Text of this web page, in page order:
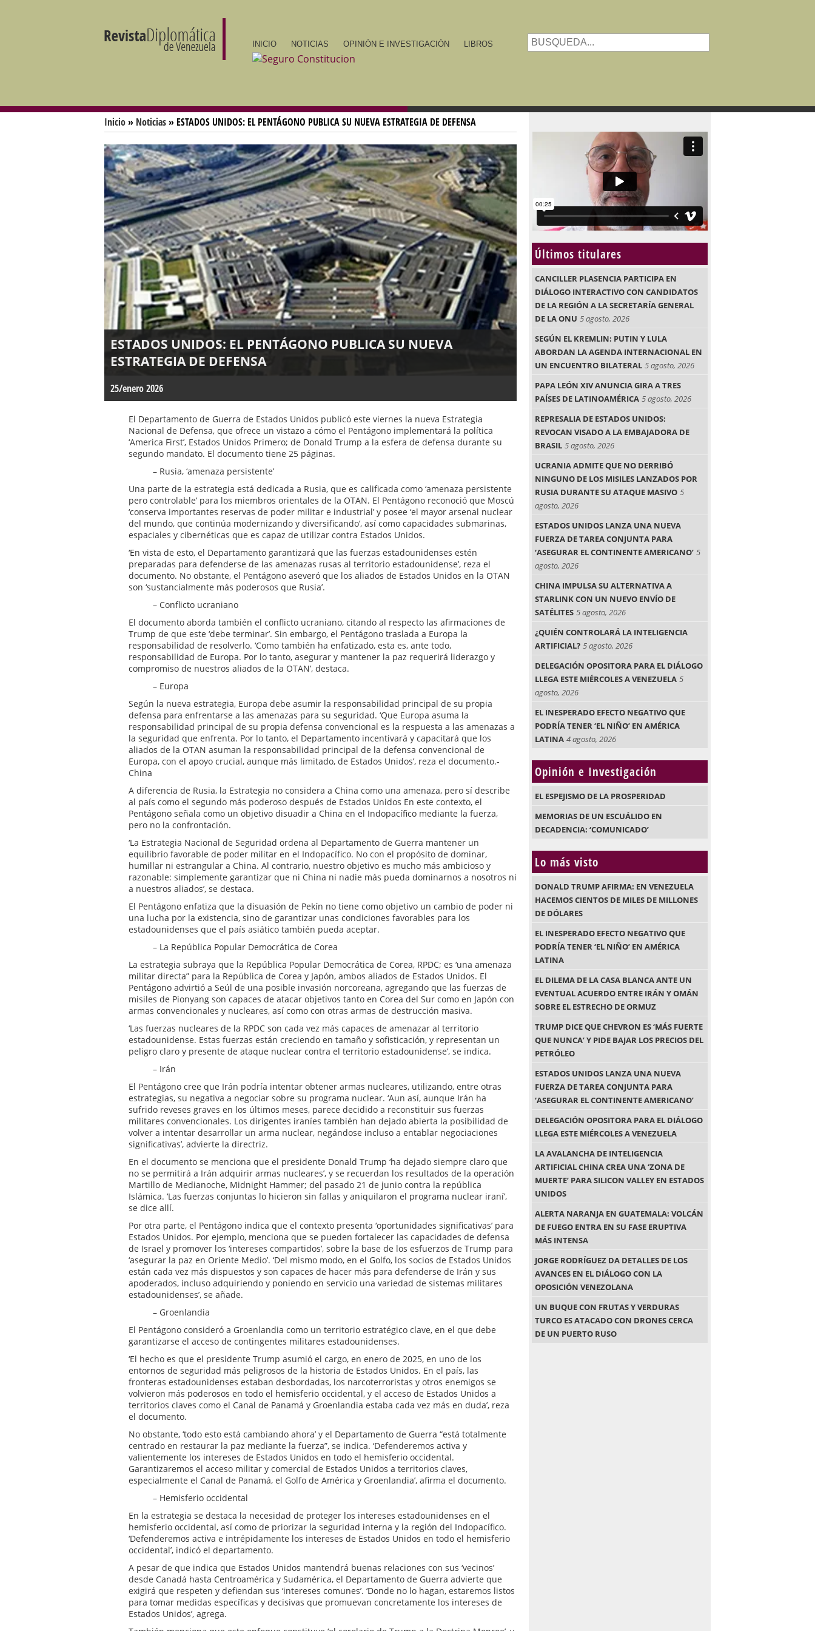
INICIO NOTICIAS OPINIÓN E INVESTIGACIÓN LIBROS
Inicio» Noticias» ESTADOS UNIDOS: EL PENTÁGONO PUBLICA SU NUEVA ESTRATEGIA DE DEFENSA
ESTADOS UNIDOS: EL PENTÁGONO PUBLICA SU NUEVA
ESTRATEGIA DE DEFENSA
25/enero 2026
El Departamento de Guerra de Estados Unidos publicó este viernes la nueva Estrategia
Nacional de Defensa, que ofrece un vistazo a cómo el Pentágono implementará la política
‘America First’, Estados Unidos Primero; de Donald Trump a la esfera de defensa durante su
segundo mandato. El documento tiene 25 páginas.
– Rusia, ‘amenaza persistente’
Una parte de la estrategia está dedicada a Rusia, que es calificada como ‘amenaza persistente
pero controlable’ para los miembros orientales de la OTAN. El Pentágono reconoció que Moscú
‘conserva importantes reservas de poder militar e industrial’ y posee ‘el mayor arsenal nuclear
del mundo, que continúa modernizando y diversificando’, así como capacidades submarinas,
espaciales y cibernéticas que es capaz de utilizar contra Estados Unidos.
‘En vista de esto, el Departamento garantizará que las fuerzas estadounidenses estén
preparadas para defenderse de las amenazas rusas al territorio estadounidense’, reza el
documento. No obstante, el Pentágono aseveró que los aliados de Estados Unidos en la OTAN
son ‘sustancialmente más poderosos que Rusia’.
– Conflicto ucraniano
El documento aborda también el conflicto ucraniano, citando al respecto las afirmaciones de
Trump de que este ‘debe terminar’. Sin embargo, el Pentágono traslada a Europa la
responsabilidad de resolverlo. ‘Como también ha enfatizado, esta es, ante todo,
responsabilidad de Europa. Por lo tanto, asegurar y mantener la paz requerirá liderazgo y
compromiso de nuestros aliados de la OTAN’, destaca.
– Europa
Según la nueva estrategia, Europa debe asumir la responsabilidad principal de su propia
defensa para enfrentarse a las amenazas para su seguridad. ‘Que Europa asuma la
responsabilidad principal de su propia defensa convencional es la respuesta a las amenazas a
la seguridad que enfrenta. Por lo tanto, el Departamento incentivará y capacitará que los
aliados de la OTAN asuman la responsabilidad principal de la defensa convencional de
Europa, con el apoyo crucial, aunque más limitado, de Estados Unidos’, reza el documento.-
China
A diferencia de Rusia, la Estrategia no considera a China como una amenaza, pero sí describe
al país como el segundo más poderoso después de Estados Unidos En este contexto, el
Pentágono señala como un objetivo disuadir a China en el Indopacífico mediante la fuerza,
pero no la confrontación.
‘La Estrategia Nacional de Seguridad ordena al Departamento de Guerra mantener un
equilibrio favorable de poder militar en el Indopacífico. No con el propósito de dominar,
humillar ni estrangular a China. Al contrario, nuestro objetivo es mucho más ambicioso y
razonable: simplemente garantizar que ni China ni nadie más pueda dominarnos a nosotros ni
a nuestros aliados’, se destaca.
El Pentágono enfatiza que la disuasión de Pekín no tiene como objetivo un cambio de poder ni
una lucha por la existencia, sino de garantizar unas condiciones favorables para los
estadounidenses que el país asiático también pueda aceptar.
– La República Popular Democrática de Corea
La estrategia subraya que la República Popular Democrática de Corea, RPDC; es ‘una amenaza
militar directa” para la República de Corea y Japón, ambos aliados de Estados Unidos. El
Pentágono advirtió a Seúl de una posible invasión norcoreana, agregando que las fuerzas de
misiles de Pionyang son capaces de atacar objetivos tanto en Corea del Sur como en Japón con
armas convencionales y nucleares, así como con otras armas de destrucción masiva.
‘Las fuerzas nucleares de la RPDC son cada vez más capaces de amenazar al territorio
estadounidense. Estas fuerzas están creciendo en tamaño y sofisticación, y representan un
peligro claro y presente de ataque nuclear contra el territorio estadounidense’, se indica.
– Irán
El Pentágono cree que Irán podría intentar obtener armas nucleares, utilizando, entre otras
estrategias, su negativa a negociar sobre su programa nuclear. ‘Aun así, aunque Irán ha
sufrido reveses graves en los últimos meses, parece decidido a reconstituir sus fuerzas
militares convencionales. Los dirigentes iraníes también han dejado abierta la posibilidad de
volver a intentar desarrollar un arma nuclear, negándose incluso a entablar negociaciones
significativas’, advierte la directriz.
En el documento se menciona que el presidente Donald Trump ‘ha dejado siempre claro que
no se permitirá a Irán adquirir armas nucleares’, y se recuerdan los resultados de la operación
Martillo de Medianoche, Midnight Hammer; del pasado 21 de junio contra la república
Islámica. ‘Las fuerzas conjuntas lo hicieron sin fallas y aniquilaron el programa nuclear iraní’,
se dice allí.
Por otra parte, el Pentágono indica que el contexto presenta ‘oportunidades significativas’ para
Estados Unidos. Por ejemplo, menciona que se pueden fortalecer las capacidades de defensa
de Israel y promover los ‘intereses compartidos’, sobre la base de los esfuerzos de Trump para
‘asegurar la paz en Oriente Medio’. ‘Del mismo modo, en el Golfo, los socios de Estados Unidos
están cada vez más dispuestos y son capaces de hacer más para defenderse de Irán y sus
apoderados, incluso adquiriendo y poniendo en servicio una variedad de sistemas militares
estadounidenses’, se añade.
– Groenlandia
El Pentágono consideró a Groenlandia como un territorio estratégico clave, en el que debe
garantizarse el acceso de contingentes militares estadounidenses.
‘El hecho es que el presidente Trump asumió el cargo, en enero de 2025, en uno de los
entornos de seguridad más peligrosos de la historia de Estados Unidos. En el país, las
fronteras estadounidenses estaban desbordadas, los narcoterroristas y otros enemigos se
volvieron más poderosos en todo el hemisferio occidental, y el acceso de Estados Unidos a
territorios claves como el Canal de Panamá y Groenlandia estaba cada vez más en duda’, reza
el documento.
No obstante, ‘todo esto está cambiando ahora’ y el Departamento de Guerra “está totalmente
centrado en restaurar la paz mediante la fuerza”, se indica. ‘Defenderemos activa y
valientemente los intereses de Estados Unidos en todo el hemisferio occidental.
Garantizaremos el acceso militar y comercial de Estados Unidos a territorios claves,
especialmente el Canal de Panamá, el Golfo de América y Groenlandia’, afirma el documento.
– Hemisferio occidental
En la estrategia se destaca la necesidad de proteger los intereses estadounidenses en el
hemisferio occidental, así como de priorizar la seguridad interna y la región del Indopacífico.
‘Defenderemos activa e intrépidamente los intereses de Estados Unidos en todo el hemisferio
occidental’, indicó el departamento.
A pesar de que indica que Estados Unidos mantendrá buenas relaciones con sus ‘vecinos’
desde Canadá hasta Centroamérica y Sudamérica, el Departamento de Guerra advierte que
exigirá que respeten y defiendan sus ‘intereses comunes’. ‘Donde no lo hagan, estaremos listos
para tomar medidas específicas y decisivas que promuevan concretamente los intereses de
Estados Unidos’, agrega.
Últimos titulares
CANCILLER PLASENCIA PARTICIPA EN
DIÁLOGO INTERACTIVO CON CANDIDATOS
DE LA REGIÓN A LA SECRETARÍA GENERAL
DE LA ONU 5 agosto, 2026
SEGÚN EL KREMLIN: PUTIN Y LULA
ABORDAN LA AGENDA INTERNACIONAL EN
UN ENCUENTRO BILATERAL 5 agosto, 2026
PAPA LEÓN XIV ANUNCIA GIRA A TRES
PAÍSES DE LATINOAMÉRICA 5 agosto, 2026
REPRESALIA DE ESTADOS UNIDOS:
REVOCAN VISADO A LA EMBAJADORA DE
BRASIL 5 agosto, 2026
UCRANIA ADMITE QUE NO DERRIBÓ
NINGUNO DE LOS MISILES LANZADOS POR
RUSIA DURANTE SU ATAQUE MASIVO 5
agosto, 2026
ESTADOS UNIDOS LANZA UNA NUEVA
FUERZA DE TAREA CONJUNTA PARA
‘ASEGURAR EL CONTINENTE AMERICANO’ 5
agosto, 2026
CHINA IMPULSA SU ALTERNATIVA A
STARLINK CON UN NUEVO ENVÍO DE
SATÉLITES 5 agosto, 2026
¿QUIÉN CONTROLARÁ LA INTELIGENCIA
ARTIFICIAL? 5 agosto, 2026
DELEGACIÓN OPOSITORA PARA EL DIÁLOGO
LLEGA ESTE MIÉRCOLES A VENEZUELA 5
agosto, 2026
EL INESPERADO EFECTO NEGATIVO QUE
PODRÍA TENER ‘EL NIÑO’ EN AMÉRICA
LATINA 4 agosto, 2026
Opinión e Investigación
EL ESPEJISMO DE LA PROSPERIDAD
MEMORIAS DE UN ESCUÁLIDO EN
DECADENCIA: ‘COMUNICADO’
Lo más visto
DONALD TRUMP AFIRMA: EN VENEZUELA
HACEMOS CIENTOS DE MILES DE MILLONES
DE DÓLARES
EL INESPERADO EFECTO NEGATIVO QUE
PODRÍA TENER ‘EL NIÑO’ EN AMÉRICA
LATINA
EL DILEMA DE LA CASA BLANCA ANTE UN
EVENTUAL ACUERDO ENTRE IRÁN Y OMÁN
SOBRE EL ESTRECHO DE ORMUZ
TRUMP DICE QUE CHEVRON ES ‘MÁS FUERTE
QUE NUNCA’ Y PIDE BAJAR LOS PRECIOS DEL
PETRÓLEO
ESTADOS UNIDOS LANZA UNA NUEVA
FUERZA DE TAREA CONJUNTA PARA
‘ASEGURAR EL CONTINENTE AMERICANO’
DELEGACIÓN OPOSITORA PARA EL DIÁLOGO
LLEGA ESTE MIÉRCOLES A VENEZUELA
LA AVALANCHA DE INTELIGENCIA
ARTIFICIAL CHINA CREA UNA ‘ZONA DE
MUERTE’ PARA SILICON VALLEY EN ESTADOS
UNIDOS
ALERTA NARANJA EN GUATEMALA: VOLCÁN
DE FUEGO ENTRA EN SU FASE ERUPTIVA
MÁS INTENSA
JORGE RODRÍGUEZ DA DETALLES DE LOS
AVANCES EN EL DIÁLOGO CON LA
OPOSICIÓN VENEZOLANA
UN BUQUE CON FRUTAS Y VERDURAS
TURCO ES ATACADO CON DRONES CERCA
DE UN PUERTO RUSO